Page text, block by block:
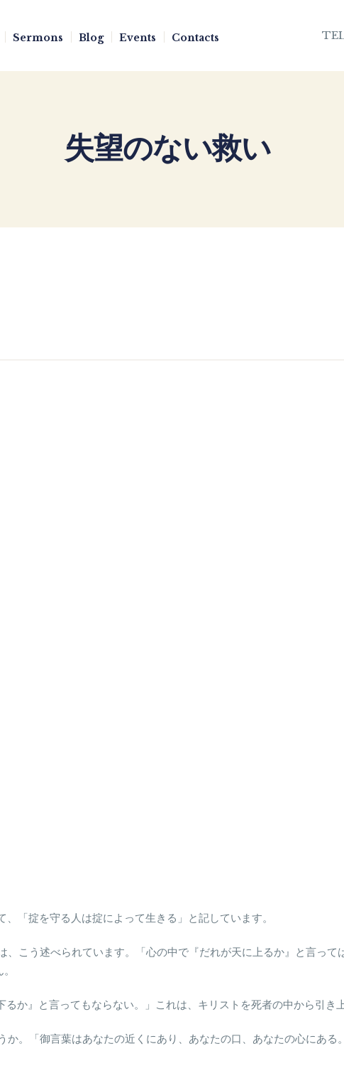
Sermons Blog Events Contacts
失望のない救い
「掟を守る人は掟によって生きる」と記しています。
、こう述べられています。「心の中で『だれが天に上るか』と言って
か』と言ってもならない。」これは、キリストを死者の中から引き
か。「御言葉はあなたの近くにあり、あなたの口、あなたの心にある